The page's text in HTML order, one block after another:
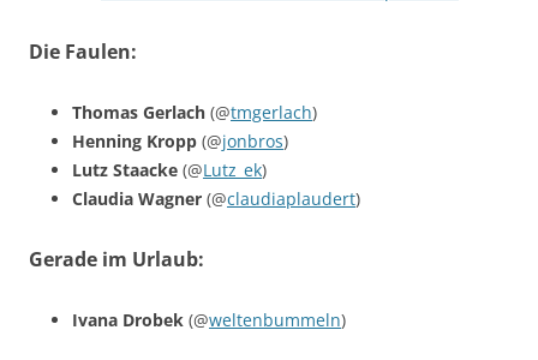
Die Faulen:
Thomas Gerlach (@tmgerlach)
Henning Kropp (@jonbros)
Lutz Staacke (@Lutz_ek)
Claudia Wagner (@claudiaplaudert)
Gerade im Urlaub:
Ivana Drobek (@weltenbummeln)